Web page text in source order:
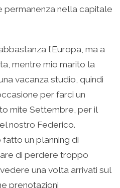
permanenza nella capitale
l’Europa, ma a
mentre mio marito la
vacanza studio, quindi
per farci un
mite Settembre, per il
nostro Federico.
un planning di
di perdere troppo
una volta arrivati sul
prenotazioni